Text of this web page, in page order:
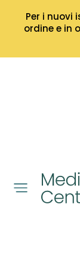
Per i nuovi
ordine e in